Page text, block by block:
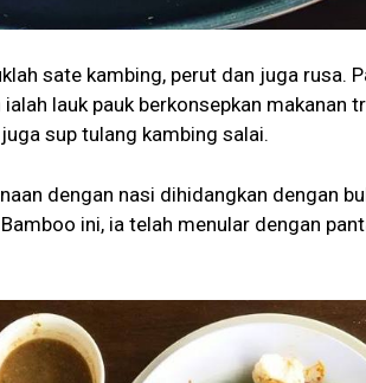
sate kambing, perut dan juga rusa.
lauk pauk berkonsepkan makanan
sup tulang kambing salai.
dengan nasi dihidangkan dengan
ini, ia telah menular dengan